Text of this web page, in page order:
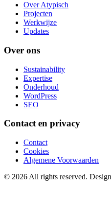
Over Atypisch
Projecten
Werkwijze
Updates
Over ons
Sustainability
Expertise
Onderhoud
WordPress
SEO
Contact en privacy
Contact
Cookies
Algemene Voorwaarden
© 2026 All rights reserved.